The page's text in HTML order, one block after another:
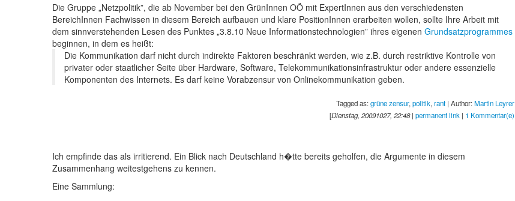
Die Gruppe „Netzpolitik”, die ab November bei den GrünInnen OÖ mit ExpertInnen aus den verschiedensten
BereichInnen Fachwissen in diesem Bereich aufbauen und klare PositionInnen erarbeiten wollen, sollte Ihre Arbeit mit
dem sinnverstehenden Lesen des Punktes „3.8.10 Neue Informationstechnologien” ihres eigenen Grundsatzprogrammes
beginnen, in dem es heißt:
Die Kommunikation darf nicht durch indirekte Faktoren beschränkt werden, wie z.B. durch restriktive Kontrolle von
privater oder staatlicher Seite über Hardware, Software, Telekommunikationsinfrastruktur oder andere essenzielle
Komponenten des Internets. Es darf keine Vorabzensur von Onlinekommunikation geben.
Tagged as:grüne zensur, politik, rant | Author:Martin Leyrer
[Dienstag, 20091027, 22:48| permanent link | 1 Kommentar(e)
Ich empfinde das als irritierend. Ein Blick nach Deutschland h�tte bereits geholfen, die Argumente in diesem
Zusammenhang weitestgehens zu kennen.
Eine Sammlung: